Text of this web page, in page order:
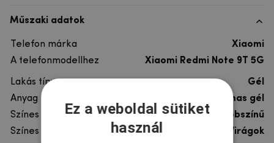
Műszaki adatok
Telefon márka
Xiaomi
A telefonmodellhez
Xiaomi Redmi Note 9T 5G
Lakás típusa
Gél
Anyag
rugalmas gél
Színes
többszínű
Színes motívum
Virágok
Ez a weboldal sütiket
használ